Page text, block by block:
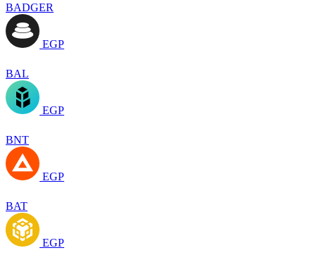
BADGER
EGP
BAL
EGP
BNT
EGP
BAT
EGP